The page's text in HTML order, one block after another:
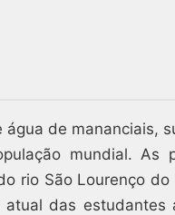
de mananciais,
mundial. As
rio São Lourenço do
das estudantes